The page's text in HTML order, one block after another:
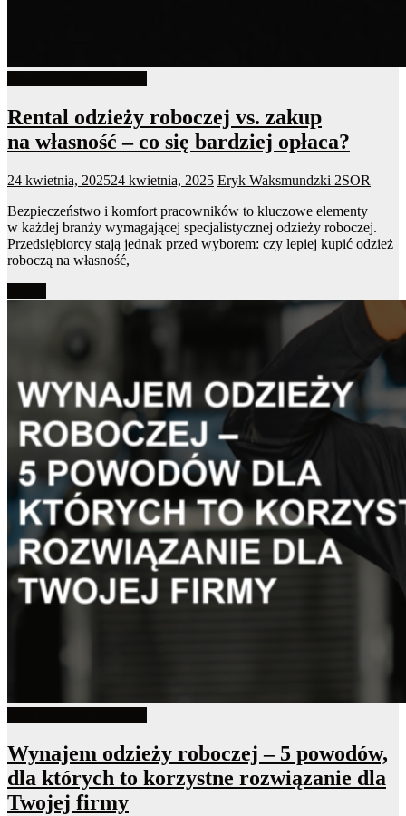
Rental odzieży roboczej vs. zakup
na własność – co się bardziej opłaca?
24 kwietnia, 202524 kwietnia, 2025 Eryk Waksmundzki 2SOR
Bezpieczeństwo i komfort pracowników to kluczowe elementy
w każdej branży wymagającej specjalistycznej odzieży roboczej.
Przedsiębiorcy stają jednak przed wyborem: czy lepiej kupić odzież
roboczą na własność,
Wynajem odzieży roboczej – 5 powodów,
dla których to korzystne rozwiązanie dla
Twojej firmy